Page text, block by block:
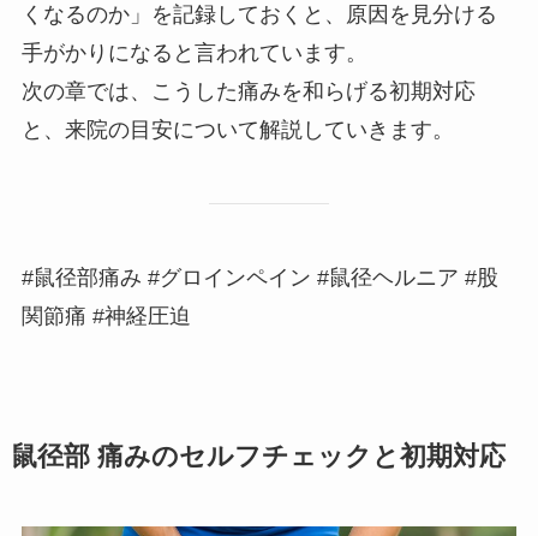
くなるのか」を記録しておくと、原因を見分ける
手がかりになると言われています。
次の章では、こうした痛みを和らげる初期対応
と、来院の目安について解説していきます。
#鼠径部痛み #グロインペイン #鼠径ヘルニア #股
関節痛 #神経圧迫
鼠径部 痛みのセルフチェックと初期対応